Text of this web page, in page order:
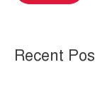
Recent